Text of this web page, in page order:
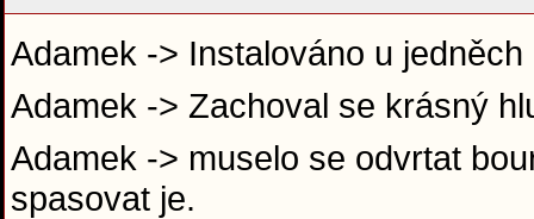
Adamek -> Instalováno u
Adamek -> Zachoval se krásný
Adamek -> muselo se odvrtat
spasovat je.